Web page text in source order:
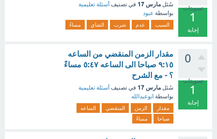
تصويتات
1
إجابة
سُئل مارس 17 في تصنيف أسئلة تعليمية
بواسطة عبود
السبب عدم شرب الشاي مساءً
0
تصويتات
1
إجابة
مقدار الزمن المنقضي من الساعه
٩:١٥ صباحا الى الساعه ٥:٤٧ مساءً
؟ - مع الشرح
سُئل مارس 17 في تصنيف أسئلة تعليمية
بواسطة ابوعبدالله
مقدار الزمن المنقضي
الساعه
صباحا
مساءً